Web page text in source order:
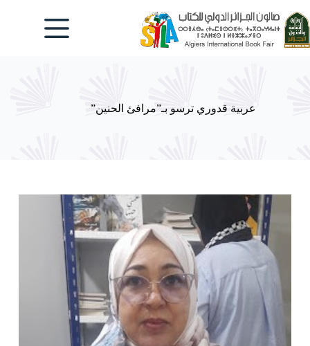
إلى
المحتوى
عربية قدوري ترسو بـ”مرافئ الحنين”